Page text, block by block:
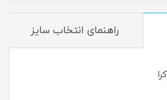
راهنمای انتخاب سایز